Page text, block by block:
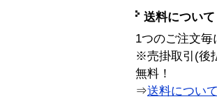
送料について
1つのご注文毎
※売掛取引(後
無料！
⇒送料につい